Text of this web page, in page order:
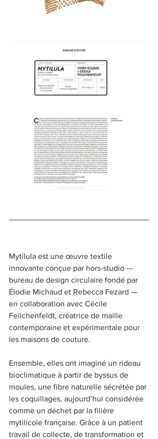
Mytilula est une œuvre textile
innovante conçue par hors-studio —
bureau de design circulaire fondé par
Élodie Michaud et Rebecca Fezard —
en collaboration avec Cécile
Feilchenfeldt, créatrice de maille
contemporaine et expérimentale pour
les maisons de couture.
Ensemble, elles ont imaginé un rideau
bioclimatique à partir de byssus de
moules, une fibre naturelle sécrétée par
les coquillages, aujourd’hui considérée
comme un déchet par la filière
mytilicole française. Grâce à un patient
travail de collecte, de transformation et